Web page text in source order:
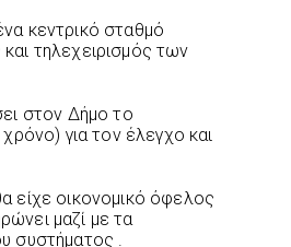
κεντρικό σταθμό
τηλεχειρισμός των
στον Δήμο το
για τον έλεγχο και
είχε οικονομικό όφελος
μαζί με τα
συστήματος .